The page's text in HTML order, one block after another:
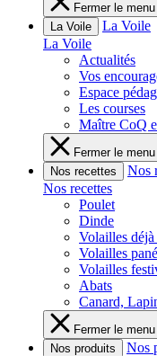
Fermer le
La Voile
La Voile
La Voile
Actualités
Vos
Espace
Les courses
Maître CoQ
Fermer le
Nos recettes
Nos
Nos recettes
Poulet
Dinde
Volailles déjà
Volailles
Volailles
Abats
Canard,
Fermer le
Nos produits
Nos